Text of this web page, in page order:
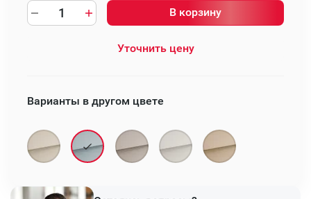
В корзину
Уточнить цену
Варианты в другом цвете